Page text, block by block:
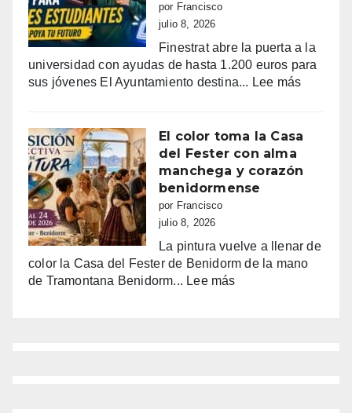
procesión
marinera
por Francisco
julio 8, 2026
Finestrat abre la puerta a la
universidad con ayudas de hasta 1.200 euros para
sus jóvenes El Ayuntamiento destina... Lee más:
para
las
hasta
El color toma la Casa
del Fester con alma
manchega y corazón
benidormense
por Francisco
julio 8, 2026
La pintura vuelve a llenar de
color la Casa del Fester de Benidorm de la mano
de Tramontana Benidorm... Lee más: